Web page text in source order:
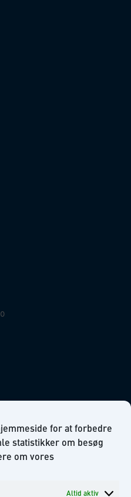
for at forbedre
statistikker om besøg
om vores
Altid aktiv